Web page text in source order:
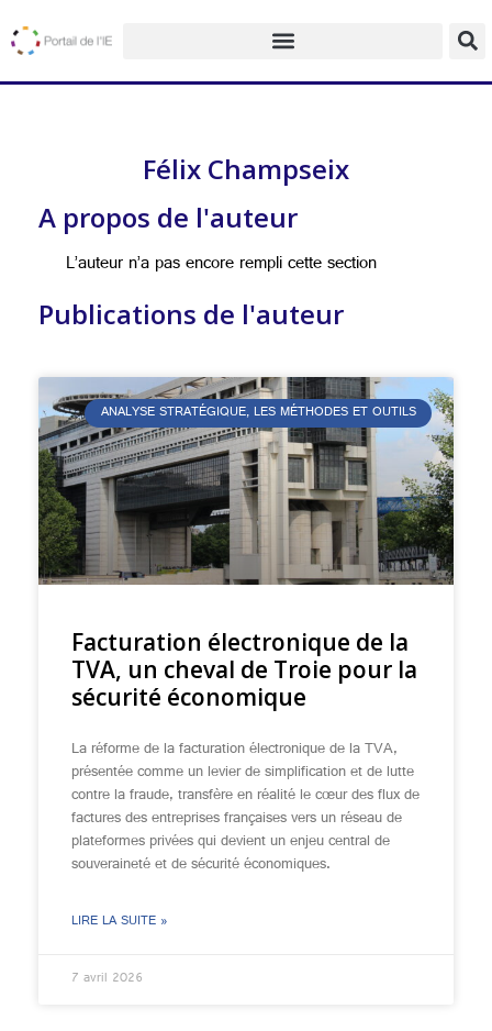
Félix Champseix
A propos de l'auteur
L’auteur n’a pas encore rempli cette section
Publications de l'auteur
ANALYSE STRATÉGIQUE, LES MÉTHODES ET OUTILS
Facturation électronique de la
TVA, un cheval de Troie pour la
sécurité économique
La réforme de la facturation électronique de la TVA,
présentée comme un levier de simplification et de lutte
contre la fraude, transfère en réalité le cœur des flux de
factures des entreprises françaises vers un réseau de
plateformes privées qui devient un enjeu central de
souveraineté et de sécurité économiques.
LIRE LA SUITE »
7 avril 2026